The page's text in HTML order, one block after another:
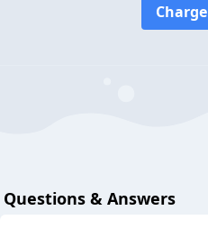
Questions & Answers